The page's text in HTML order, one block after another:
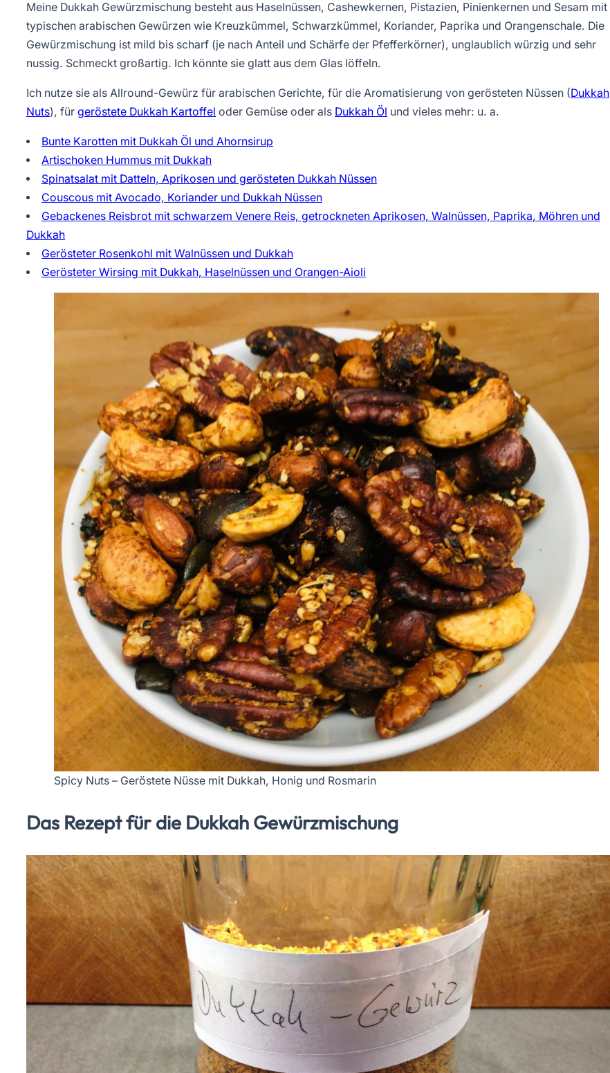
Meine Dukkah Gewürzmischung besteht aus Haselnüssen, Cashewkernen, Pistazien, Pinienkernen und Sesam mit
typischen arabischen Gewürzen wie Kreuzkümmel, Schwarzkümmel, Koriander, Paprika und Orangenschale. Die
Gewürzmischung ist mild bis scharf (je nach Anteil und Schärfe der Pfefferkörner), unglaublich würzig und sehr
nussig. Schmeckt großartig. Ich könnte sie glatt aus dem Glas löffeln.
Ich nutze sie als Allround-Gewürz für arabischen Gerichte, für die Aromatisierung von gerösteten Nüssen (Dukkah
Nuts), für geröstete Dukkah Kartoffel oder Gemüse oder als Dukkah Öl und vieles mehr: u. a.
Bunte Karotten mit Dukkah Öl und Ahornsirup
Artischoken Hummus mit Dukkah
Spinatsalat mit Datteln, Aprikosen und gerösteten Dukkah Nüssen
Couscous mit Avocado, Koriander und Dukkah Nüssen
Gebackenes Reisbrot mit schwarzem Venere Reis, getrockneten Aprikosen, Walnüssen, Paprika, Möhren und
Dukkah
Gerösteter Rosenkohl mit Walnüssen und Dukkah
Gerösteter Wirsing mit Dukkah, Haselnüssen und Orangen-Aioli
Spicy Nuts – Geröstete Nüsse mit Dukkah, Honig und Rosmarin
Das Rezept für die Dukkah Gewürzmischung